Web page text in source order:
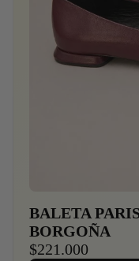
BALETA
BORGOÑA
$221.000